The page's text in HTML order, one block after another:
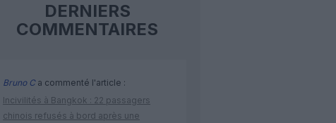
DERNIERS
COMMENTAIRES
Bruno Ca commenté l'article :
Incivilités à Bangkok : 22 passagers
chinois refusés à bord après une